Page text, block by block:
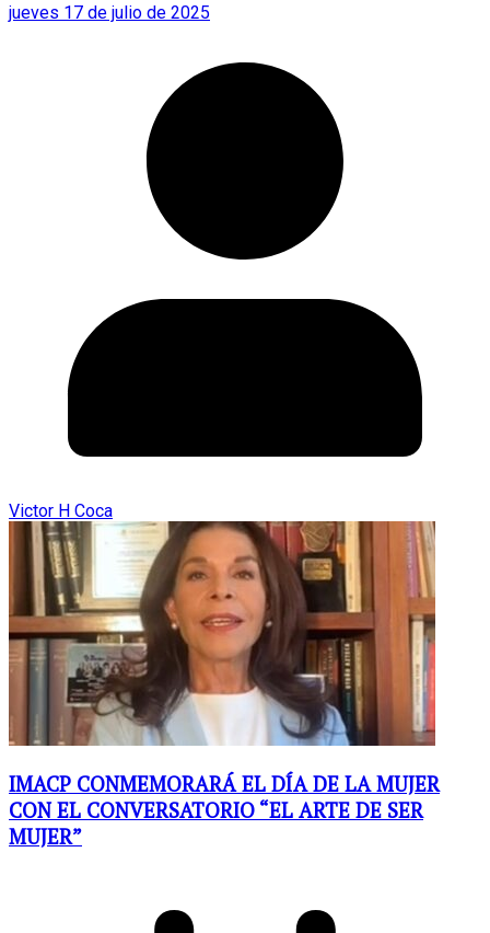
jueves 17 de julio de 2025
Victor H Coca
IMACP CONMEMORARÁ EL DÍA DE LA MUJER
CON EL CONVERSATORIO “EL ARTE DE SER
MUJER”